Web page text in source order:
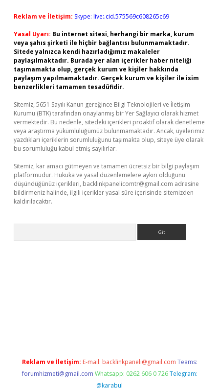
Reklam ve İletişim: Skype: live:.cid.575569c608265c69
Yasal Uyarı: Bu internet sitesi, herhangi bir marka, kurum
veya şahıs şirketi ile hiçbir bağlantısı bulunmamaktadır.
Sitede yalnızca kendi hazırladığımız makaleler
paylaşılmaktadır. Burada yer alan içerikler haber niteliği
taşımamakta olup, gerçek kurum ve kişiler hakkında
paylaşım yapılmamaktadır. Gerçek kurum ve kişiler ile isim
benzerlikleri tamamen tesadüfidir.
Sitemiz, 5651 Sayılı Kanun gereğince Bilgi Teknolojileri ve İletişim
Kurumu (BTK) tarafından onaylanmış bir Yer Sağlayıcı olarak hizmet
vermektedir. Bu nedenle, sitedeki içerikleri proaktif olarak denetleme
veya araştırma yükümlülüğümüz bulunmamaktadır. Ancak, üyelerimiz
yazdıkları içeriklerin sorumluluğunu taşımakta olup, siteye üye olarak
bu sorumluluğu kabul etmiş sayılırlar.
Sitemiz, kar amacı gütmeyen ve tamamen ücretsiz bir bilgi paylaşım
platformudur. Hukuka ve yasal düzenlemelere aykırı olduğunu
düşündüğünüz içerikleri, backlinkpanelicomtr@gmail.com adresine
bildirmeniz halinde, ilgili içerikler yasal süre içerisinde sitemizden
kaldırılacaktır.
Reklam ve İletişim: E-mail: backlinkpaneli@gmail.com Teams:
forumhizmeti@gmail.com Whatsapp: 0262 606 0 726 Telegram:
@karabul